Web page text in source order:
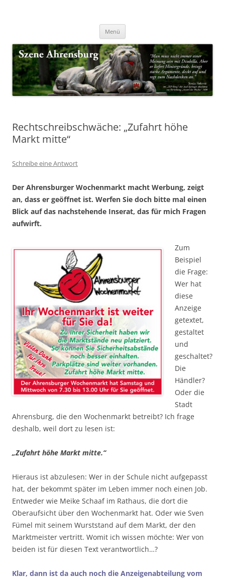
Szene Ahrensburg
Menü
Rechtschreibschwäche: „Zufahrt höhe
Markt mitte“
Schreibe eine Antwort
Der Ahrensburger Wochenmarkt macht Werbung, zeigt
an, dass er geöffnet ist. Werfen Sie doch bitte mal einen
Blick auf das nachstehende Inserat, das für mich Fragen
aufwirft.
Zum
Beispiel
die Frage:
Wer hat
diese
Anzeige
getextet,
gestaltet
und
geschaltet?
Die
Händler?
Oder die
Stadt
Ahrensburg, die den Wochenmarkt betreibt? Ich frage
deshalb, weil dort zu lesen ist:
„Zufahrt höhe Markt mitte.“
Hieraus ist abzulesen: Wer in der Schule nicht aufgepasst
hat, der bekommt später im Leben immer noch einen Job.
Entweder wie Meike Schaaf im Rathaus, die dort die
Oberaufsicht über den Wochenmarkt hat. Oder wie Sven
Fümel mit seinem Wurststand auf dem Markt, der den
Marktmeister vertritt. Womit ich wissen möchte: Wer von
beiden ist für diesen Text verantwortlich…?
Klar, dann ist da auch noch die Anzeigenabteilung vom